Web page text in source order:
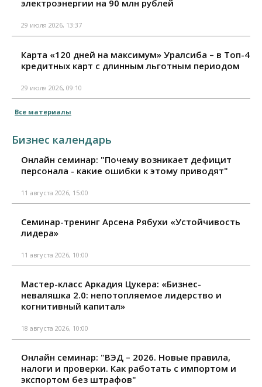
электроэнергии на 90 млн рублей
29 июля 2026, 13:37
Карта «120 дней на максимум» Уралсиба – в Топ-4
кредитных карт с длинным льготным периодом
29 июля 2026, 09:10
Все материалы
Бизнес календарь
Онлайн семинар: "Почему возникает дефицит
персонала - какие ошибки к этому приводят"
11 августа 2026, 15:00
Семинар-тренинг Арсена Рябухи «Устойчивость
лидера»
11 августа 2026, 10:00
Мастер-класс Аркадия Цукера: «Бизнес-
неваляшка 2.0: непотопляемое лидерство и
когнитивный капитал»
18 августа 2026, 10:00
Онлайн семинар: "ВЭД – 2026. Новые правила,
налоги и проверки. Как работать с импортом и
экспортом без штрафов"